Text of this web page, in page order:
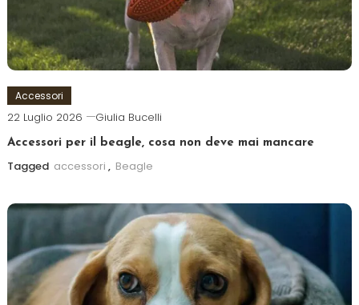
Accessori
22 Luglio 2026 Giulia Bucelli
Accessori per il beagle, cosa non deve mai mancare
Tagged accessori , Beagle